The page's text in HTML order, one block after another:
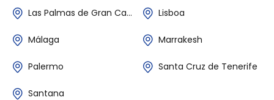
Las Palmas de Gran Canaria Lisboa
Málaga Marrakesh
Palermo Santa Cruz de Tenerife
Santana